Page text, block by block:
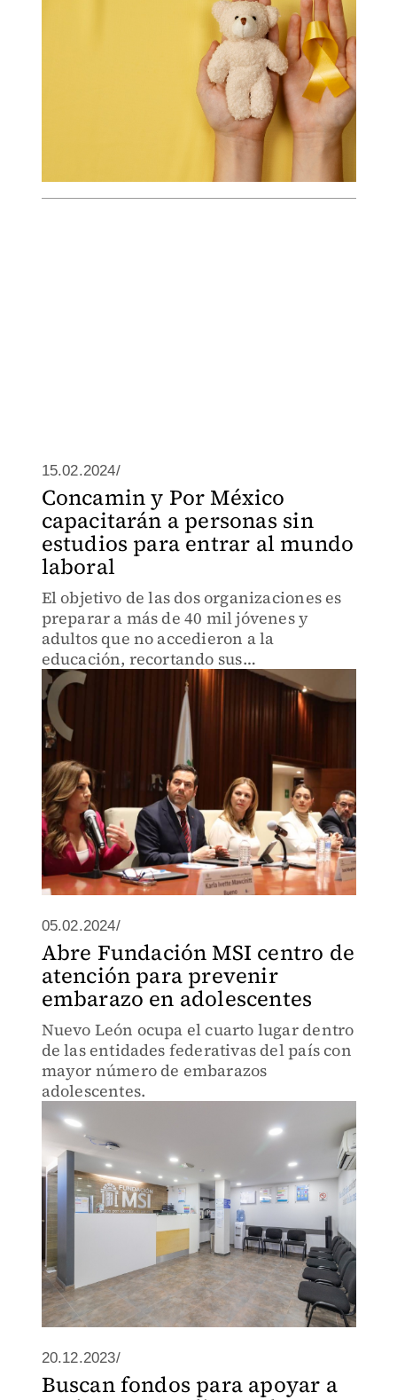
15.02.2024/
Concamin y Por México
capacitarán a personas sin
estudios para entrar al mundo
laboral
El objetivo de las dos organizaciones es
preparar a más de 40 mil jóvenes y
adultos que no accedieron a la
educación, recortando sus
oportunidades profesionales.
05.02.2024/
Abre Fundación MSI centro de
atención para prevenir
embarazo en adolescentes
Nuevo León ocupa el cuarto lugar dentro
de las entidades federativas del país con
mayor número de embarazos
adolescentes.
20.12.2023/
Buscan fondos para apoyar a